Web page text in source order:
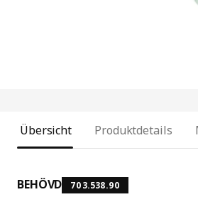
Übersicht Produktdetails
BEHÖVD 703.538.90